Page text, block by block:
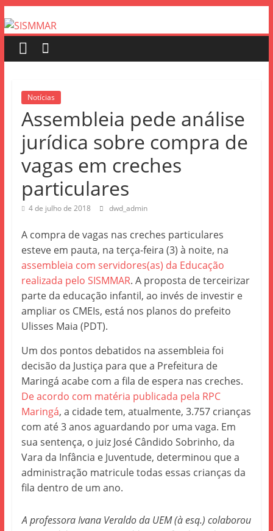
Notícias
Assembleia pede análise
jurídica sobre compra de
vagas em creches
particulares
4 de julho de 2018 dwd_admin
A compra de vagas nas creches particulares
esteve em pauta, na terça-feira (3) à noite, na
assembleia com servidores(as) da Educação
realizada pelo SISMMAR. A proposta de terceirizar
parte da educação infantil, ao invés de investir e
ampliar os CMEIs, está nos planos do prefeito
Ulisses Maia (PDT).
Um dos pontos debatidos na assembleia foi
decisão da Justiça para que a Prefeitura de
Maringá acabe com a fila de espera nas creches.
De acordo com matéria publicada pela RPC
Maringá, a cidade tem, atualmente, 3.757 crianças
com até 3 anos aguardando por uma vaga. Em
sua sentença, o juiz José Cândido Sobrinho, da
Vara da Infância e Juventude, determinou que a
administração matricule todas essas crianças da
fila dentro de um ano.
A professora Ivana Veraldo da UEM (à esq.) colaborou